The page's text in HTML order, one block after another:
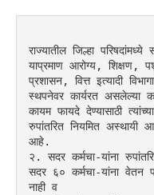
राज्यातील जिल्हा
याप्रमाण आरोग्य, शिक्षण,
प्रशासन, वित्त इत्यादी
स्थपनेवर कार्यरत असलेल्या
कायम फायदे देण्यासाठी
रुपांतरित नियमित अस्थायी
आहे.
२. सदर कर्मचा-यांना
सदर ६० कर्मचा-यांना वेतन
नाही व